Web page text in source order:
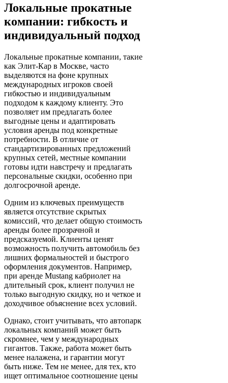
Локальные прокатные
компании: гибкость и
индивидуальный подход
Локальные прокатные компании, такие
как Элит-Кар в Москве, часто
выделяются на фоне крупных
международных игроков своей
гибкостью и индивидуальным
подходом к каждому клиенту. Это
позволяет им предлагать более
выгодные цены и адаптировать
условия аренды под конкретные
потребности. В отличие от
стандартизированных предложений
крупных сетей, местные компании
готовы идти навстречу и предлагать
персональные скидки, особенно при
долгосрочной аренде.
Одним из ключевых преимуществ
является отсутствие скрытых
комиссий, что делает общую стоимость
аренды более прозрачной и
предсказуемой. Клиенты ценят
возможность получить автомобиль без
лишних формальностей и быстрого
оформления документов. Например,
при аренде Mustang кабриолет на
длительный срок, клиент получил не
только выгодную скидку, но и четкое и
доходчивое объяснение всех условий.
Однако, стоит учитывать, что автопарк
локальных компаний может быть
скромнее, чем у международных
гигантов. Также, работа может быть
менее налажена, и гарантии могут
быть ниже. Тем не менее, для тех, кто
ищет оптимальное соотношение цены